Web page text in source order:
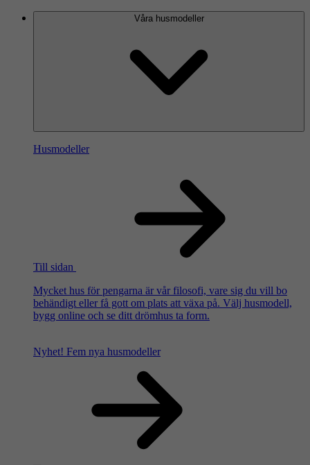
Våra husmodeller
Husmodeller
Till sidan
Mycket hus för pengarna är vår filosofi, vare sig du vill bo
behändigt eller få gott om plats att växa på. Välj husmodell,
bygg online och se ditt drömhus ta form.
Nyhet! Fem nya husmodeller